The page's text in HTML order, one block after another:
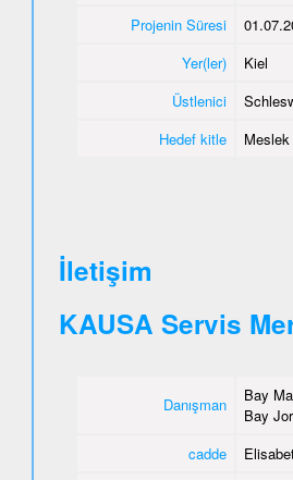
Projenin Süresi
Yer(ler)
Kiel
Üstlenici
Hedef kitle
İletişim
KAUSA Servis
Danışman
Bay
Bay
cadde